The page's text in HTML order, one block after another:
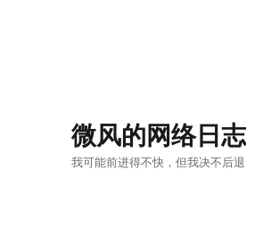
微风的网络日志
我可能前进得不快，但我决不后退